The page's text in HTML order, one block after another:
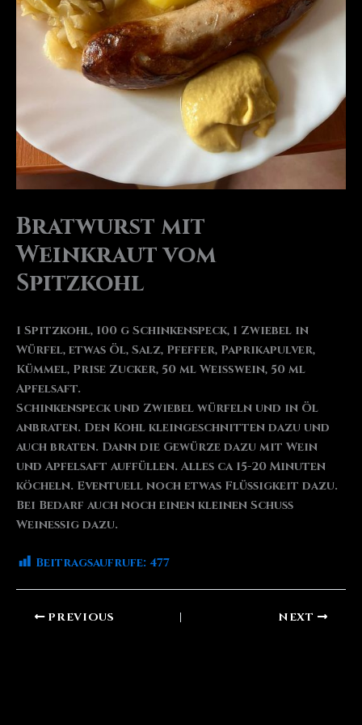
Bratwurst mit
Weinkraut vom
Spitzkohl
1 Spitzkohl, 100 g Schinkenspeck, 1 Zwiebel in
Würfel, etwas Öl, Salz, Pfeffer, Paprikapulver,
Kümmel, Prise Zucker, 50 ml Weißwein, 50 ml
Apfelsaft.
Schinkenspeck und Zwiebel würfeln und in Öl
anbraten. Den Kohl kleingeschnitten dazu und
auch braten. Dann die Gewürze dazu mit Wein
und Apfelsaft auffüllen. Alles ca 15-20 Minuten
köcheln. Eventuell noch etwas Flüssigkeit dazu.
Bei Bedarf auch noch einen kleinen Schuss
Weinessig dazu.
Beitragsaufrufe: 477
PREVIOUS NEXT